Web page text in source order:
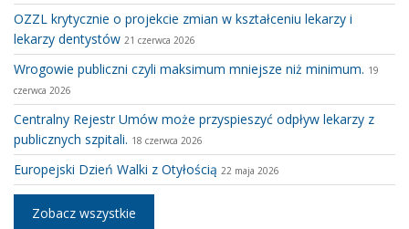
OZZL krytycznie o projekcie zmian w kształceniu lekarzy i
lekarzy dentystów 21 czerwca 2026
Wrogowie publiczni czyli maksimum mniejsze niż minimum. 19
czerwca 2026
Centralny Rejestr Umów może przyspieszyć odpływ lekarzy z
publicznych szpitali. 18 czerwca 2026
Europejski Dzień Walki z Otyłością 22 maja 2026
Zobacz wszystkie